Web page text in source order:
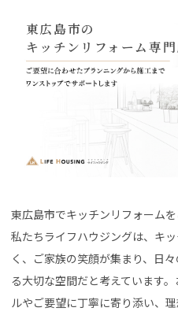
東広島市の
キッチンリフォーム専門
東広島市でキッチンリフォームを
私たちライフハウジングは、キ
く、ご家族の笑顔が集まり、日
る大切な空間だと考えています
ルやご要望に丁寧に寄り添い、